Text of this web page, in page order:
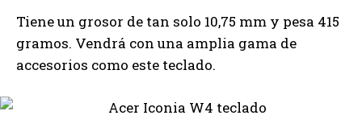
Tiene un grosor de tan solo 10,75 mm y pesa 415
gramos. Vendrá con una amplia gama de
accesorios como este teclado.